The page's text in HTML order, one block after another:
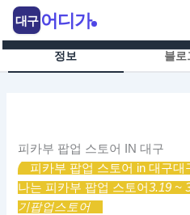
츠
정보 블로
피카부 팝업 스토어 IN 대구
피카부 팝업 스토어 in 대구대
나는 피카부 팝업 스토어3.19 ~
기팝업스토어
대구 어디가